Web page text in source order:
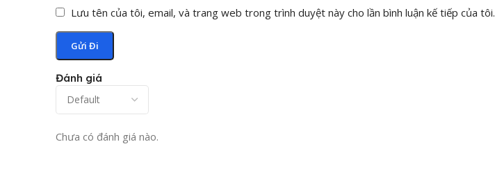
Đánh giá
Chưa có đánh giá nào.
Lưu tên của tôi, email, và trang web trong trình duyệt này cho lần bình luận kế tiếp của tôi.